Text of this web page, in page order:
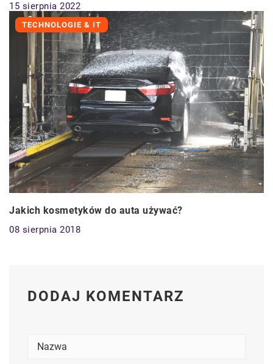
15 sierpnia 2022
TECHNOLOGIE & IT
Jakich kosmetyków do auta używać?
08 sierpnia 2018
DODAJ KOMENTARZ